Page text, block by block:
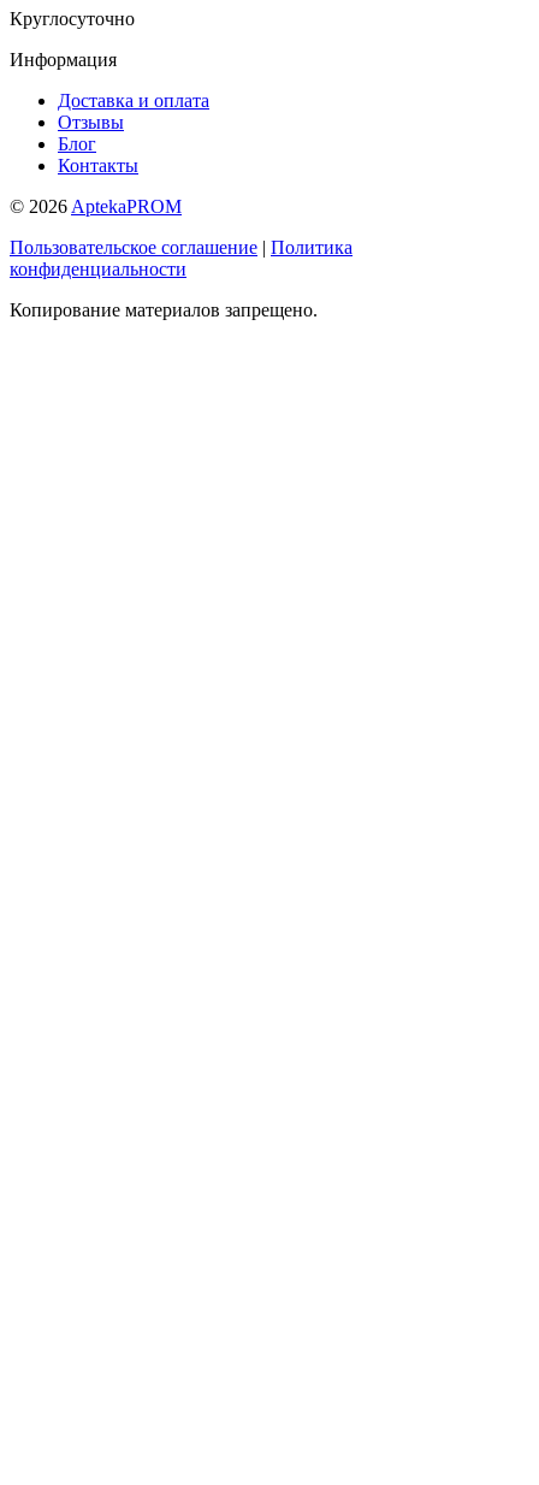
Круглосуточно
Информация
Доставка и оплата
Отзывы
Блог
Контакты
© 2026 AptekaPROM
Пользовательское соглашение | Политика
конфиденциальности
Копирование материалов запрещено.